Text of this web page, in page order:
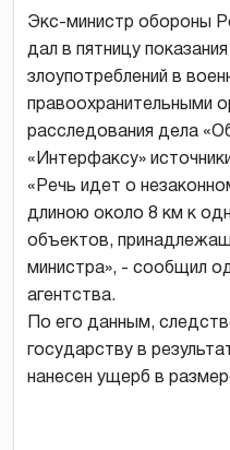
Экс-министр обороны
дал в пятницу
злоупотреблений в
правоохранительными
расследования дела
«Интерфаксу»
«Речь идет о
длиною около 8 км к
объектов,
министра», - сообщил
агентства.
По его данным,
государству в
нанесен ущерб в